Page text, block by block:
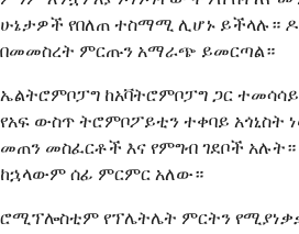
ሁኔታዎች የበለጠ ተስማሚ ሊሆኑ ይችላሉ።
በመመስረት ምርጡን አማራጭ ይመርጣል።
ኤልትሮምቦፓግ ከአቫትሮምቦፓግ ጋር
የአፍ ውስጥ ትሮምቦፖይቲን ተቀባይ አጎኒስት
መጠን መስፈርቶች እና የምግብ ገደቦች አሉት።
ከኋላውም ሰፊ ምርምር አለው።
ሮሚፕሎስቲም የፕሌትሌት ምርትን